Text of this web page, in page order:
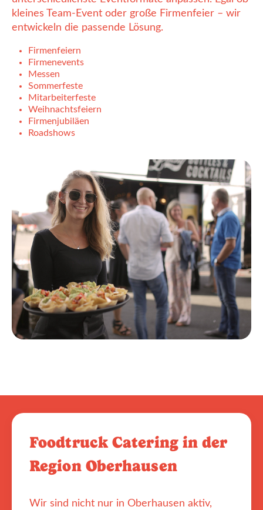
kleines Team-Event oder große Firmenfeier – wir
entwickeln die passende Lösung.
Firmenfeiern
Firmenevents
Messen
Sommerfeste
Mitarbeiterfeste
Weihnachtsfeiern
Firmenjubiläen
Roadshows
Foodtruck Catering in der
Region Oberhausen
Wir sind nicht nur in Oberhausen aktiv,